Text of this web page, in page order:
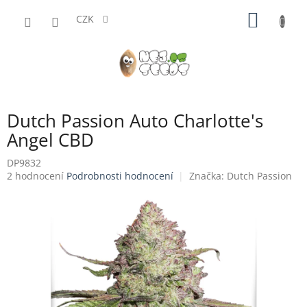
CZK
Dutch Passion Auto Charlotte's
Angel CBD
DP9832
Průměrné
2 hodnocení Podrobnosti hodnocení Značka: Dutch Passion